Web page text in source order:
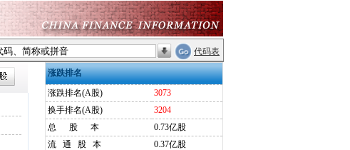
代码表
涨跌排名
涨跌排名(A股)
3073
换手排名(A股)
3204
总
股 本
0.73亿股
流
通 股 本 0.37亿股